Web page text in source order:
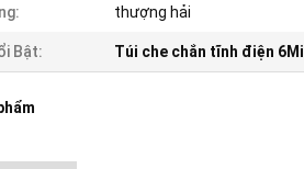
thượng hải
Bật: Túi che chắn tĩnh điện 6Mil